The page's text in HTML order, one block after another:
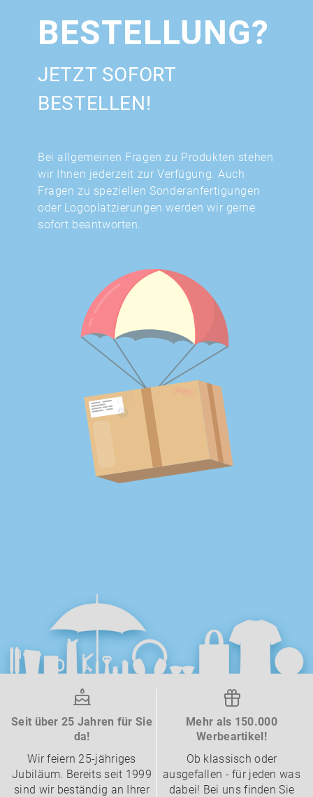
BESTELLUNG?
JETZT SOFORT
BESTELLEN!
Bei allgemeinen Fragen zu Produkten stehen
wir Ihnen jederzeit zur Verfügung. Auch
Fragen zu speziellen Sonderanfertigungen
oder Logoplatzierungen werden wir gerne
sofort beantworten.
Seit über 25 Jahren für Sie
da!
Wir feiern 25-jähriges
Jubiläum. Bereits seit 1999
sind wir beständig an Ihrer
Mehr als 150.000
Werbeartikel!
Ob klassisch oder
ausgefallen - für jeden was
dabei! Bei uns finden Sie